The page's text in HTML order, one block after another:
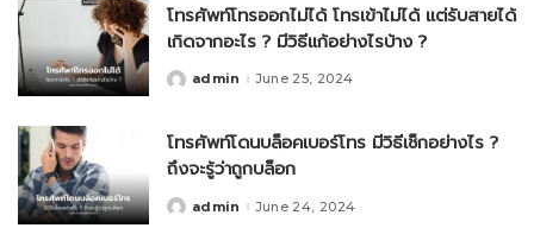
โทรศัพท์โทรออกไม่ได้ โทรเข้าไม่ได้ แต่รับสายได้
เกิดจากอะไร ? มีวิธีแก้อย่างไรบ้าง ?
Posted
admin June 25, 2024
โทรศัพท์โดนบล็อคเบอร์โทร มีวิธีเช็กอย่างไร ?
ถึงจะรู้ว่าถูกบล็อก
Posted
admin June 24, 2024